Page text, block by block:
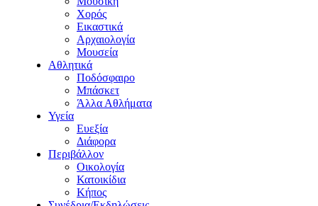
Χορός
Εικαστικά
Αρχαιολογία
Μουσεία
Αθλητικά
Ποδόσφαιρο
Μπάσκετ
Άλλα Αθλήματα
Υγεία
Ευεξία
Διάφορα
Περιβάλλον
Οικολογία
Κατοικίδια
Κήπος